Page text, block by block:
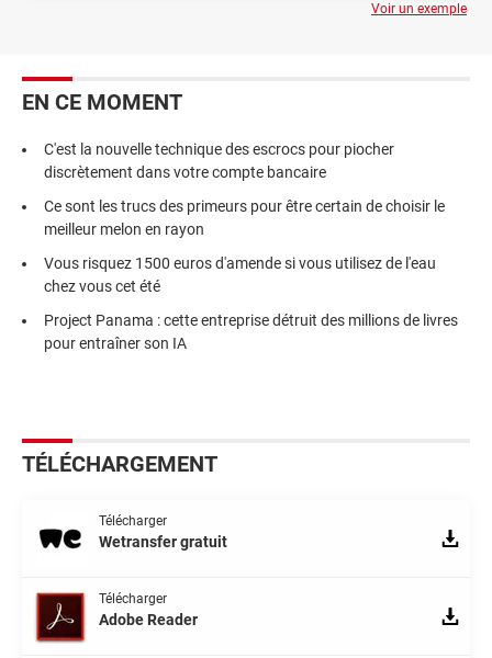
Voir un exemple
EN CE MOMENT
C'est la nouvelle technique des escrocs pour piocher
discrètement dans votre compte bancaire
Ce sont les trucs des primeurs pour être certain de choisir le
meilleur melon en rayon
Vous risquez 1500 euros d'amende si vous utilisez de l'eau
chez vous cet été
Project Panama : cette entreprise détruit des millions de livres
pour entraîner son IA
TÉLÉCHARGEMENT
Télécharger
Wetransfer gratuit
Télécharger
Adobe Reader